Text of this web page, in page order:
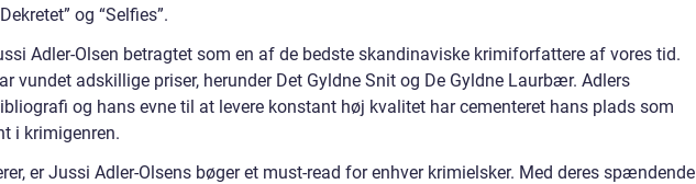
og “Selfies”.
Adler-Olsen betragtet som en af de bedste skandinaviske krimiforfattere af vores tid.
vundet adskillige priser, herunder Det Gyldne Snit og De Gyldne Laurbær. Adlers
og hans evne til at levere konstant høj kvalitet har cementeret hans plads som
i krimigenren.
er Jussi Adler-Olsens bøger et must-read for enhver krimielsker. Med deres spændende